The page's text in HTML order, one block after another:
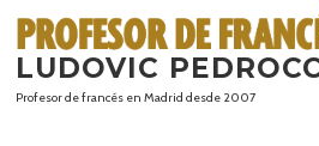
contenido
LUDOVIC
Profesor de francés en Madrid desde 2007